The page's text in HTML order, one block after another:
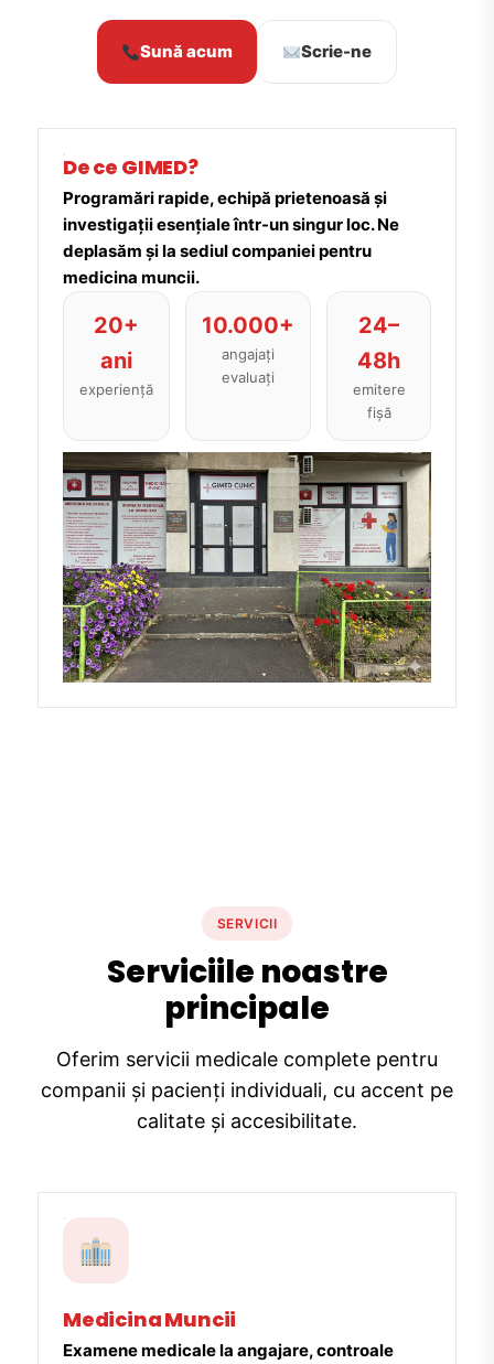
Sună acum Scrie-ne
De ce GIMED?
Programări rapide, echipă prietenoasă și
investigații esențiale într-un singur loc. Ne
deplasăm și la sediul companiei pentru
medicina muncii.
20+
ani
experiență
10.000+
angajați
evaluați
24–
48h
emitere
fișă
SERVICII
Serviciile noastre
principale
Oferim servicii medicale complete pentru
companii și pacienți individuali, cu accent pe
calitate și accesibilitate.
Medicina Muncii
Examene medicale la angajare, controale